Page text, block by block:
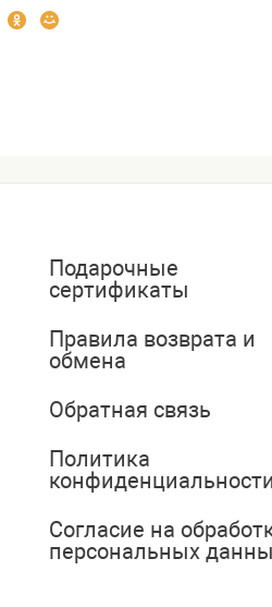
Подарочные
сертификаты
Правила возврата и
обмена
Обратная связь
Политика
конфиденциальности
Согласие на
персональных